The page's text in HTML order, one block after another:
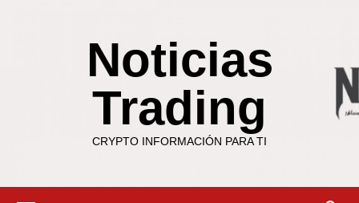
Noticias
Trading
CRYPTO INFORMACIÓN PARA TI